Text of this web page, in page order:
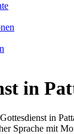
in
Gottesdienst in
Sprache mit